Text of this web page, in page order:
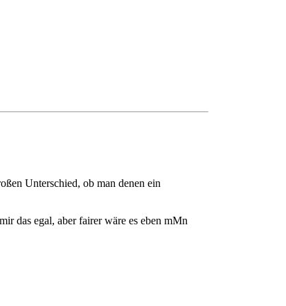
Unterschied, ob man denen ein
das egal, aber fairer wäre es eben mMn